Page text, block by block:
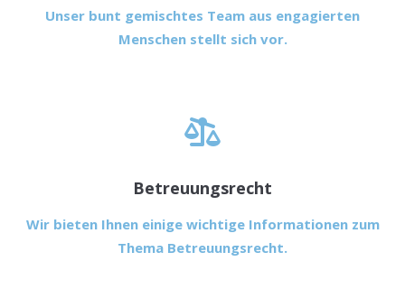
Unser bunt gemischtes Team aus engagierten
Menschen stellt sich vor.
Betreuungsrecht
Wir bieten Ihnen einige wichtige Informationen zum
Thema Betreuungsrecht.